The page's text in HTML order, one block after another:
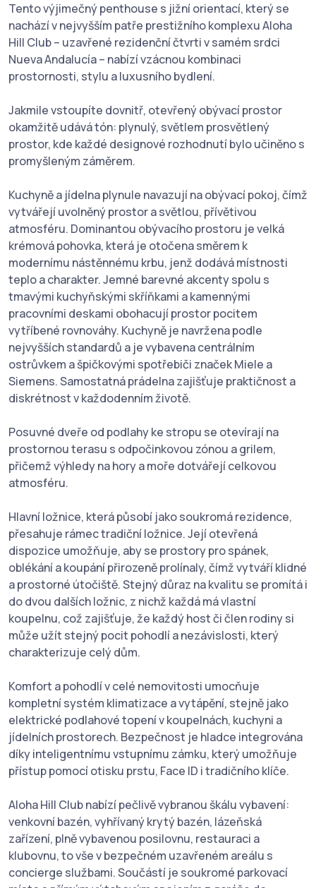
Tento výjimečný penthouse s jižní orientací, který se
nachází v nejvyšším patře prestižního komplexu Aloha
Hill Club – uzavřené rezidenční čtvrti v samém srdci
Nueva Andalucía – nabízí vzácnou kombinaci
prostornosti, stylu a luxusního bydlení.
Jakmile vstoupíte dovnitř, otevřený obývací prostor
okamžitě udává tón: plynulý, světlem prosvětlený
prostor, kde každé designové rozhodnutí bylo učiněno s
promyšleným záměrem.
Kuchyně a jídelna plynule navazují na obývací pokoj, čímž
vytvářejí uvolněný prostor a světlou, přívětivou
atmosféru. Dominantou obývacího prostoru je velká
krémová pohovka, která je otočena směrem k
modernímu nástěnnému krbu, jenž dodává místnosti
teplo a charakter. Jemné barevné akcenty spolu s
tmavými kuchyňskými skříňkami a kamennými
pracovními deskami obohacují prostor pocitem
vytříbené rovnováhy. Kuchyně je navržena podle
nejvyšších standardů a je vybavena centrálním
ostrůvkem a špičkovými spotřebiči značek Miele a
Siemens. Samostatná prádelna zajišťuje praktičnost a
diskrétnost v každodenním životě.
Posuvné dveře od podlahy ke stropu se otevírají na
prostornou terasu s odpočinkovou zónou a grilem,
přičemž výhledy na hory a moře dotvářejí celkovou
atmosféru.
Hlavní ložnice, která působí jako soukromá rezidence,
přesahuje rámec tradiční ložnice. Její otevřená
dispozice umožňuje, aby se prostory pro spánek,
oblékání a koupání přirozeně prolínaly, čímž vytváří klidné
a prostorné útočiště. Stejný důraz na kvalitu se promítá i
do dvou dalších ložnic, z nichž každá má vlastní
koupelnu, což zajišťuje, že každý host či člen rodiny si
může užít stejný pocit pohodlí a nezávislosti, který
charakterizuje celý dům.
Komfort a pohodlí v celé nemovitosti umocňuje
kompletní systém klimatizace a vytápění, stejně jako
elektrické podlahové topení v koupelnách, kuchyni a
jídelních prostorech. Bezpečnost je hladce integrována
díky inteligentnímu vstupnímu zámku, který umožňuje
přístup pomocí otisku prstu, Face ID i tradičního klíče.
Aloha Hill Club nabízí pečlivě vybranou škálu vybavení:
venkovní bazén, vyhřívaný krytý bazén, lázeňská
zařízení, plně vybavenou posilovnu, restauraci a
klubovnu, to vše v bezpečném uzavřeném areálu s
concierge službami. Součástí je soukromé parkovací